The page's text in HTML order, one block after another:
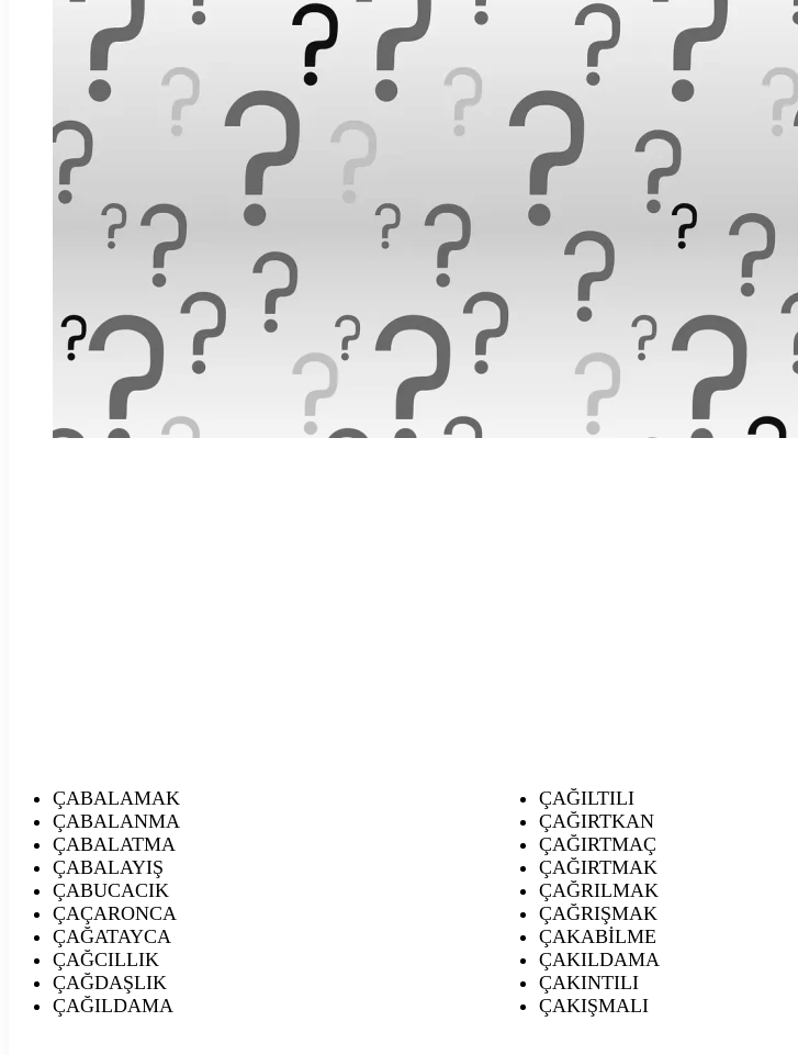
ÇABALAMAK
ÇABALANMA
ÇABALATMA
ÇABALAYIŞ
ÇABUCACIK
ÇAÇARONCA
ÇAĞATAYCA
ÇAĞCILLIK
ÇAĞDAŞLIK
ÇAĞILDAMA
ÇAĞILTILI
ÇAĞIRTKAN
ÇAĞIRTMAÇ
ÇAĞIRTMAK
ÇAĞRILMAK
ÇAĞRIŞMAK
ÇAKABİLME
ÇAKILDAMA
ÇAKINTILI
ÇAKIŞMALI